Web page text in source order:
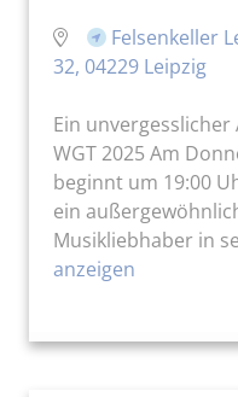
Felsenkeller
32, 04229 Leipzig
Ein unvergesslicher
WGT 2025 Am
beginnt um 19:00
ein
Musikliebhaber in
anzeigen